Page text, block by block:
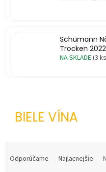
články
Schumann
Trocken 2022
NA SKLADE(3
BIELE VÍNA
aOdporúčame Najlacnejšie